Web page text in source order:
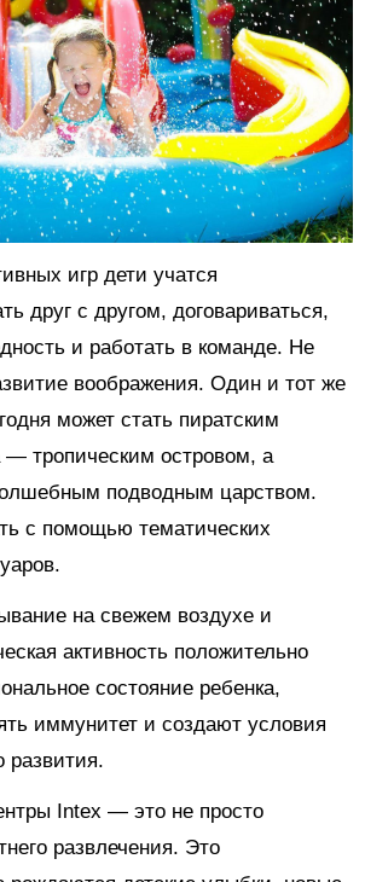
игр дети учатся
друг с другом, договариваться,
и работать в команде. Не
воображения. Один и тот же
может стать пиратским
— тропическим островом, а
подводным царством.
с помощью тематических
на свежем воздухе и
активность положительно
состояние ребенка,
иммунитет и создают условия
развития.
Intex — это не просто
развлечения. Это